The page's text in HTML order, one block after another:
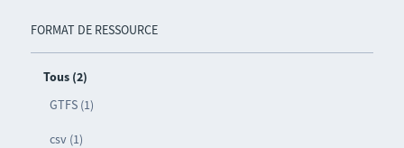
FORMAT DE RESSOURCE
Tous (2)
GTFS (1)
csv (1)